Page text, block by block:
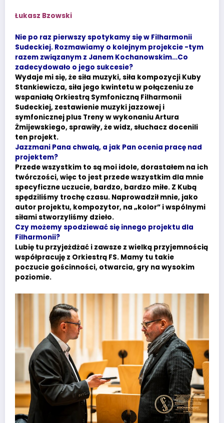
Łukasz Bzowski
Nie po raz pierwszy spotykamy się w Filharmonii
Sudeckiej. Rozmawiamy o kolejnym projekcie -tym
razem związanym z Janem Kochanowskim…Co
zadecydowało o jego sukcesie?
Wydaje mi się, że siła muzyki, siła kompozycji Kuby
Stankiewicza, siła jego kwintetu w połączeniu ze
wspaniałą Orkiestrą Symfoniczną Filharmonii
Sudeckiej, zestawienie muzyki jazzowej i
symfonicznej plus Treny w wykonaniu Artura
Żmijewskiego, sprawiły, że widz, słuchacz docenili
ten projekt.
Jazzmani Pana chwalą, a jak Pan ocenia pracę nad
projektem?
Przede wszystkim to są moi idole, dorastałem na ich
twórczości, więc to jest przede wszystkim dla mnie
specyficzne uczucie, bardzo, bardzo miłe. Z Kubą
spędziliśmy trochę czasu. Naprowadził mnie, jako
autor projektu, kompozytor, na „kolor” i wspólnymi
siłami stworzyliśmy dzieło.
Czy możemy spodziewać się innego projektu dla
Filharmonii?
Lubię tu przyjeżdżać i zawsze z wielką przyjemnością
współpracuję z Orkiestrą FS. Mamy tu takie
poczucie gościnności, otwarcia, gry na wysokim
poziomie.